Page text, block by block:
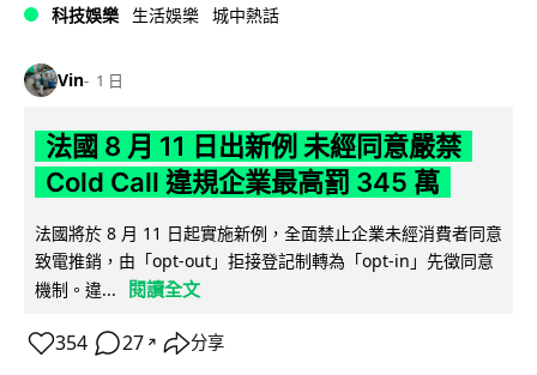
科技娛樂 生活娛樂 城中熱話
Vin 1 日
法國 8 月 11 日出新例 未經同意嚴禁
Cold Call 違規企業最高罰 345 萬
法國將於 8 月 11 日起實施新例，全面禁止企業未經消費者同意
致電推銷，由「opt-out」拒接登記制轉為「opt-in」先徵同意
機制。違...
閱讀全文
354 27 ↗ 分享